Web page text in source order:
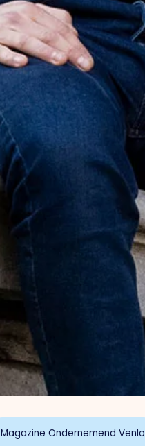
Magazine Ondernemend Venlo